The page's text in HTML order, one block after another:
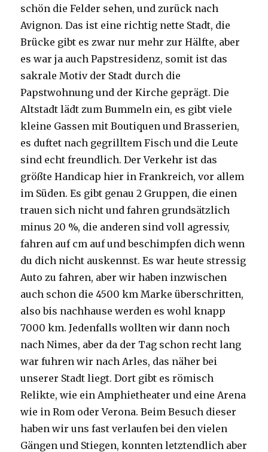
schön die Felder sehen, und zurück nach
Avignon. Das ist eine richtig nette Stadt, die
Brücke gibt es zwar nur mehr zur Hälfte, aber
es war ja auch Papstresidenz, somit ist das
sakrale Motiv der Stadt durch die
Papstwohnung und der Kirche geprägt. Die
Altstadt lädt zum Bummeln ein, es gibt viele
kleine Gassen mit Boutiquen und Brasserien,
es duftet nach gegrilltem Fisch und die Leute
sind echt freundlich. Der Verkehr ist das
größte Handicap hier in Frankreich, vor allem
im Süden. Es gibt genau 2 Gruppen, die einen
trauen sich nicht und fahren grundsätzlich
minus 20 %, die anderen sind voll agressiv,
fahren auf cm auf und beschimpfen dich wenn
du dich nicht auskennst. Es war heute stressig
Auto zu fahren, aber wir haben inzwischen
auch schon die 4500 km Marke überschritten,
also bis nachhause werden es wohl knapp
7000 km. Jedenfalls wollten wir dann noch
nach Nimes, aber da der Tag schon recht lang
war fuhren wir nach Arles, das näher bei
unserer Stadt liegt. Dort gibt es römisch
Relikte, wie ein Amphietheater und eine Arena
wie in Rom oder Verona. Beim Besuch dieser
haben wir uns fast verlaufen bei den vielen
Gängen und Stiegen, konnten letztendlich aber